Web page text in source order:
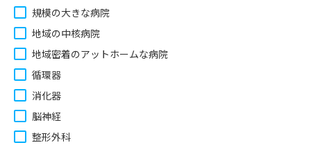
規模の大きな病院
地域の中核病院
地域密着のアットホームな病院
循環器
消化器
脳神経
整形外科